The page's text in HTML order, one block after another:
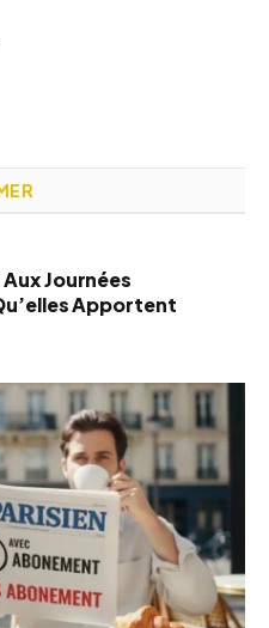
Journées
Apportent